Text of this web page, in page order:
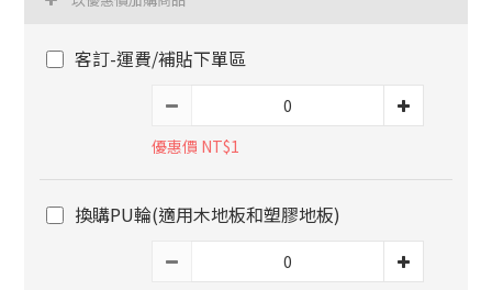
客訂-運費/補貼下單區
優惠價 NT$1
換購PU輪(適用木地板和塑膠地板)